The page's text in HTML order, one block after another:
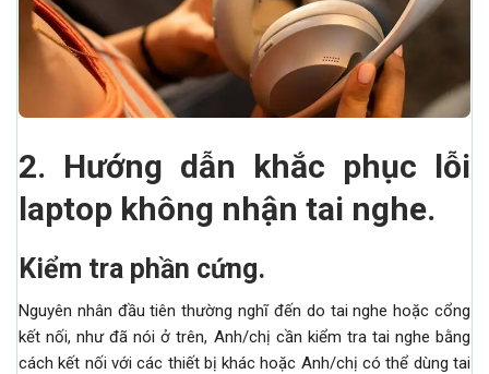
2. Hướng dẫn khắc phục lỗi
laptop không nhận tai nghe.
Kiểm tra phần cứng.
Nguyên nhân đầu tiên thường nghĩ đến do tai nghe hoặc cổng
kết nối, như đã nói ở trên, Anh/chị cần kiểm tra tai nghe bằng
cách kết nối với các thiết bị khác hoặc Anh/chị có thể dùng tai